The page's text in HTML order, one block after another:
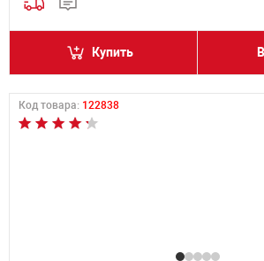
Купить
Код товара: 122838